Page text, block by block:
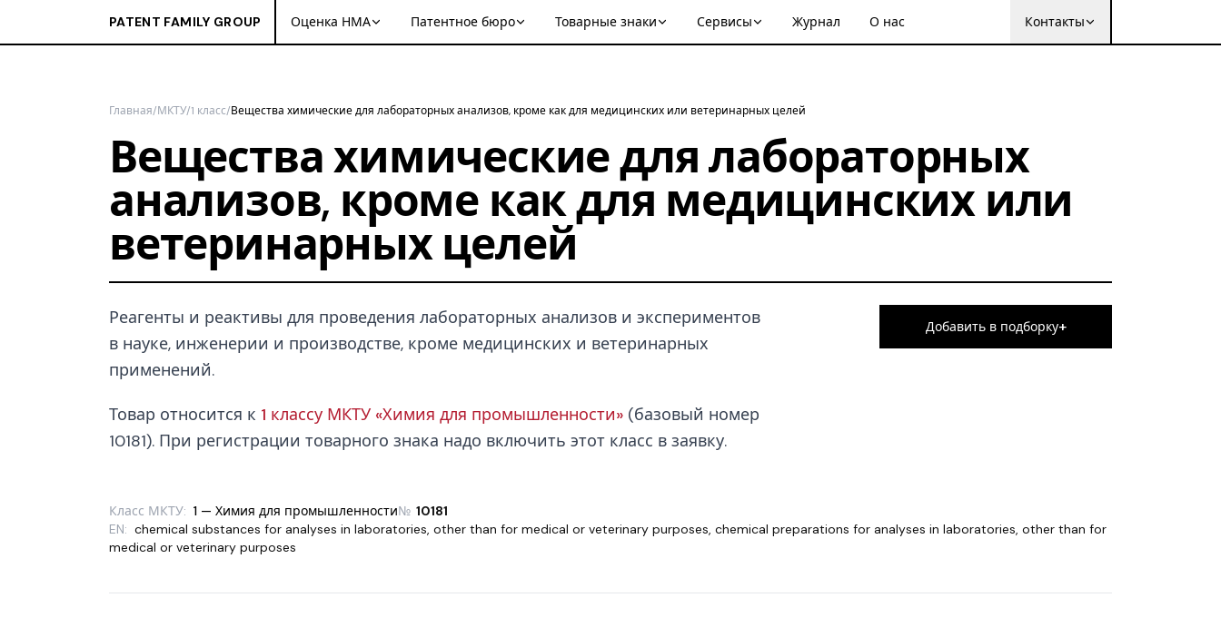
PATENT FAMILY GROUP Оценка НМА Патентное бюро Товарные знаки Сервисы Журнал О нас Контакты
Главная/МКТУ/1 класс/Вещества химические для лабораторных анализов, кроме как для медицинских или ветеринарных целей
Вещества химические для лабораторных
анализов, кроме как для медицинских или
ветеринарных целей
Реагенты и реактивы для проведения лабораторных анализов и экспериментов
в науке, инженерии и производстве, кроме медицинских и ветеринарных
применений.
Товар относится к 1 классу МКТУ «Химия для промышленности» (базовый номер
10181). При регистрации товарного знака надо включить этот класс в заявку.
Добавить в подборку+
Класс МКТУ: 1 — Химия для промышленности№ 10181
EN: chemical substances for analyses in laboratories, other than for medical or veterinary purposes, chemical preparations for analyses in laboratories, other than for
medical or veterinary purposes